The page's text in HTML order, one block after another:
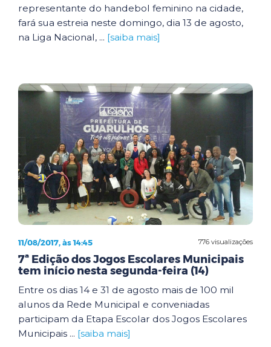
representante do handebol feminino na cidade,
fará sua estreia neste domingo, dia 13 de agosto,
na Liga Nacional, ... [saiba mais]
776 visualizações
11/08/2017, às 14:45
7ª Edição dos Jogos Escolares Municipais
tem início nesta segunda-feira (14)
Entre os dias 14 e 31 de agosto mais de 100 mil
alunos da Rede Municipal e conveniadas
participam da Etapa Escolar dos Jogos Escolares
Municipais ... [saiba mais]